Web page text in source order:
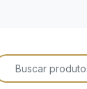
for: